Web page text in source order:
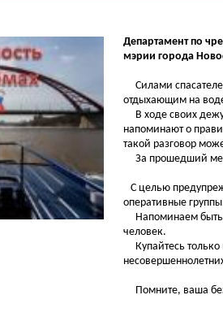
Департамент по
мэрии города
Силами
отдыхающим на
В ходе своих
напоминают о
такой разговор
За прошедший
С целью
оперативные
Напоминаем быть
человек.
Купайтесь только
Помните, ваша